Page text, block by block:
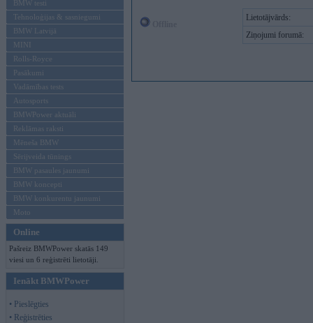
BMW testi
Tehnoloģijas & sasniegumi
BMW Latvijā
MINI
Rolls-Royce
Pasākumi
Vadāmības tests
Autosports
BMWPower aktuāli
Reklāmas raksti
Mēneša BMW
Sērijveida tūnings
BMW pasaules jaunumi
BMW koncepti
BMW konkurentu jaunumi
Moto
Online
Pašreiz BMWPower skatās 149
viesi un 6 reģistrēti lietotāji.
Ienākt BMWPower
• Pieslēgties
• Reģistrēties
Lietotājvārds:
Ziņojumi forumā: